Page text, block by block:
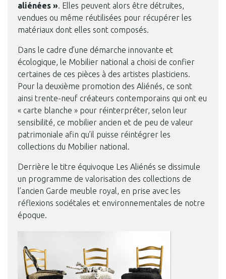
aliénées ». Elles peuvent alors être détruites,
vendues ou même réutilisées pour récupérer les
matériaux dont elles sont composés.
Dans le cadre d’une démarche innovante et
écologique, le Mobilier national a choisi de confier
certaines de ces pièces à des artistes plasticiens.
Pour la deuxième promotion des Aliénés, ce sont
ainsi trente-neuf créateurs contemporains qui ont eu
« carte blanche » pour réinterpréter, selon leur
sensibilité, ce mobilier ancien et de peu de valeur
patrimoniale afin qu’il puisse réintégrer les
collections du Mobilier national.
Derrière le titre équivoque Les Aliénés se dissimule
un programme de valorisation des collections de
l’ancien Garde meuble royal, en prise avec les
réflexions sociétales et environnementales de notre
époque.